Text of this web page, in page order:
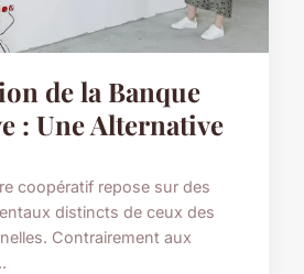
de la Banque
: Une Alternative
coopératif repose sur des
distincts de ceux des
Contrairement aux